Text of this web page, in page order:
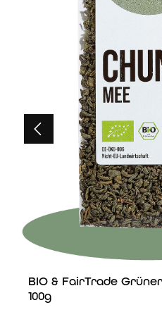
BIO & FairTrade
100g